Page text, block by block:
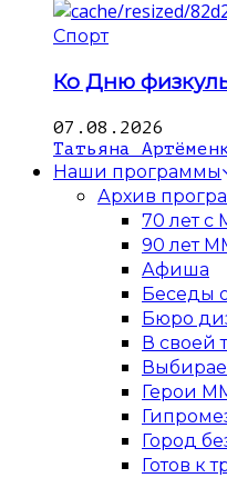
Спорт
Ко Дню
07.08.2026
Татьяна
Наши программы
Архив
70 лет с
90 лет
Афиша
Беседы
Бюро
В своей
Герои
Город
Готов к